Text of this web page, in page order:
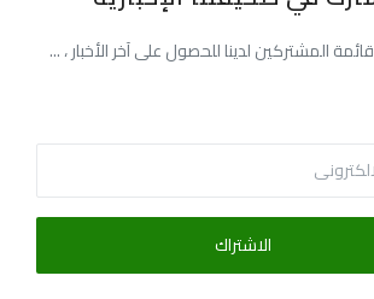
المشتركين لدينا للحصول على آخر الأخبار ، ...
الاشتراك
زاوية التصويت
كيف توصلت الى
عن طريق فيسبوك
عن طريق صديق لى